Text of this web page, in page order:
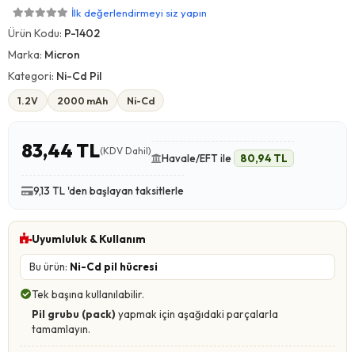
İlk değerlendirmeyi siz yapın
Ürün Kodu: P-1402
Marka: Micron
Kategori: Ni-Cd Pil
1.2V 2000 mAh Ni-Cd
83,44 TL(KDV Dahil)
Havale/EFT ile 80,94 TL
9,13 TL 'den başlayan taksitlerle
Uyumluluk & Kullanım
Bu ürün: Ni-Cd pil hücresi
Tek başına kullanılabilir.
Pil grubu (pack) yapmak için aşağıdaki parçalarla
tamamlayın.